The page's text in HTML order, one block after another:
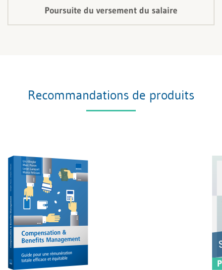
Poursuite du versement du salaire
Recommandations de produits